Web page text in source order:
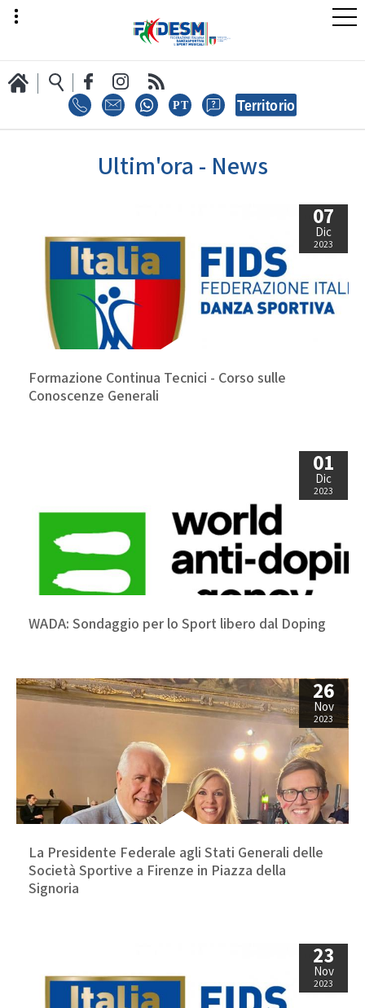
LA FEDERAZIONE
AREA SPORT
AREA TECNICA
GARE
Contatti Discipline
Tesseramento Territorio
Media
Ultim'ora - News
07
Dic
2023
Formazione Continua Tecnici - Corso sulle
Conoscenze Generali
01
Dic
2023
WADA: Sondaggio per lo Sport libero dal Doping
26
Nov
2023
La Presidente Federale agli Stati Generali delle
Società Sportive a Firenze in Piazza della
Signoria
23
Nov
2023